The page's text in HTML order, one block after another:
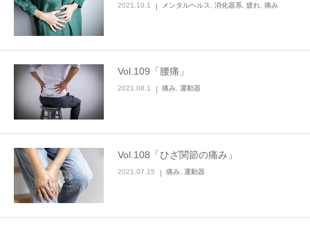
2021.10.1 メンタルヘルス 消化器系 疲れ 痛み
Vol.109「腰痛」
2021.08.1 痛み, 運動器
Vol.108「ひざ関節の痛み」
2021.07.15 痛み, 運動器